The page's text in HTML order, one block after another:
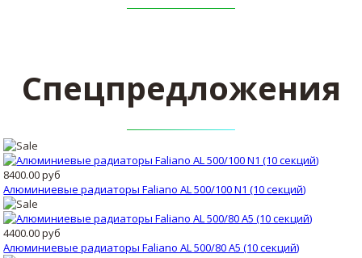
Спецпредложения
8400.00 руб
Алюминиевые радиаторы Faliano AL 500/100 N1 (10 секций)
4400.00 руб
Алюминиевые радиаторы Faliano AL 500/80 A5 (10 секций)